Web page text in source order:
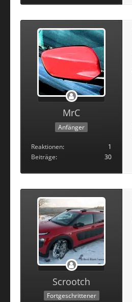
MrC
Anfänger
Reaktionen
1
Beiträge
30
Scrootch
Fortgeschrittener